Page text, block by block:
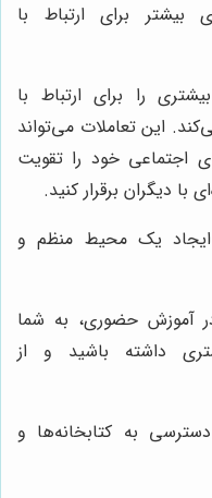
بیشتر برای ارتباط با
را برای ارتباط با
این تعاملات می‌تواند
اجتماعی خود را تقویت
با دیگران برقرار کنید.
ایجاد یک محیط منظم و
آموزش حضوری، به شما
داشته باشید و از
دسترسی به کتابخانه‌ها و